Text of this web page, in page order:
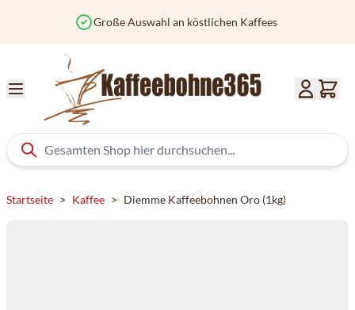
Vor 12 Uhr bestellt? Heute versendet
Startseite > Kaffee > Diemme Kaffeebohnen Oro (1kg)